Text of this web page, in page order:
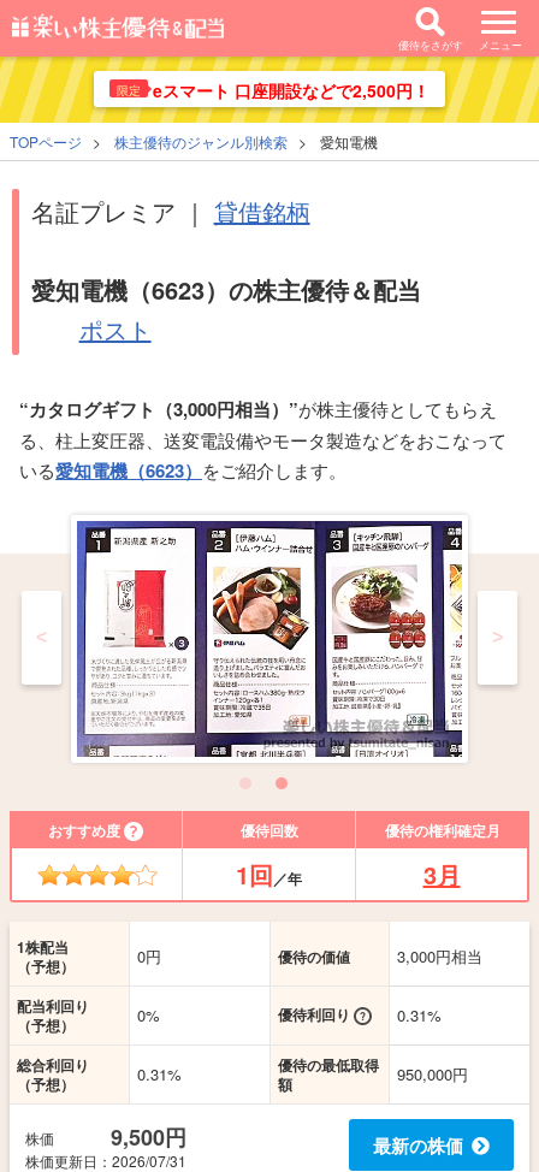
優待をさがす メニュー
限定 eスマート 口座開設などで2,500円！
TOPページ 株主優待のジャンル別検索 愛知電機
名証プレミア ｜ 貸借銘柄
愛知電機（6623）の株主優待＆配当
ポスト
“カタログギフト（3,000円相当）”が株主優待としてもらえ
る、柱上変圧器、送変電設備やモータ製造などをおこなって
いる愛知電機（6623） をご紹介します。
< >
おすすめ度 優待回数 優待の権利確定月
1回／年 3月
1株配当
（予想）
0円 優待の価値 3,000円相当
配当利回り
（予想）
0% 優待利回り 0.31%
総合利回り
（予想）
0.31%
優待の最低取得
額
950,000円
株価 9,500円
株価更新日 ：2026/07/31
最新の株価